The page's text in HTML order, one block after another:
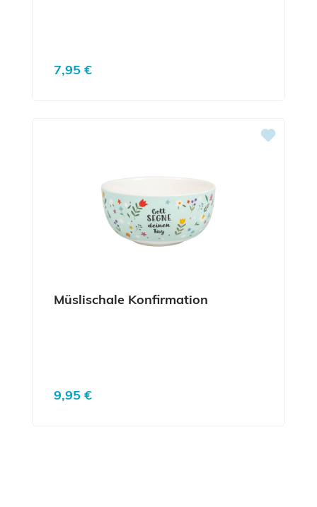
Regulärer Preis:
7,95 €
Müslischale Konfirmation
Regulärer Preis:
9,95 €